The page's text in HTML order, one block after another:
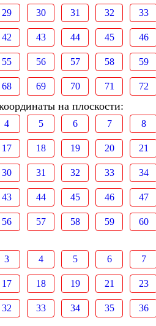
29 30 31 32 33
42 43 44 45 46
55 56 57 58 59
68 69 70 71 72
на плоскости:
4 5 6 7 8
17 18 19 20 21
30 31 32 33 34
43 44 45 46 47
56 57 58 59 60
3 4 5 6 7
17 18 19 21 23
32 33 34 35 36